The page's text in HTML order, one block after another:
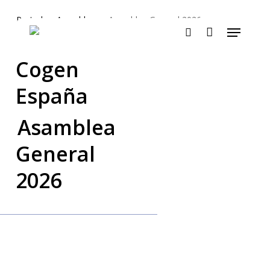
Menu
Portada Asambleas Asamblea General 2026
Cogen
España
Asamblea
General
2026